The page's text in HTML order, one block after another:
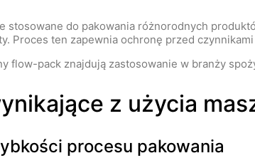
stosowane do pakowania różnorodnych
Proces ten zapewnia ochronę przed
flow-pack znajdują zastosowanie w branży
z użycia
procesu pakowania